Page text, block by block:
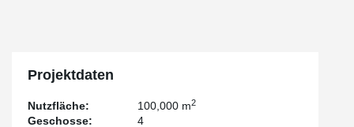
Projektdaten
Nutzfläche: 100,000 m2
Geschosse:
4